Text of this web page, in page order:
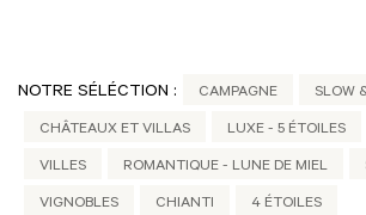
NOTRE SÉLÉCTION : CAMPAGNE SLOW
CHÂTEAUX ET VILLAS LUXE - 5 ÉTOILES
VILLES ROMANTIQUE - LUNE DE MIEL
VIGNOBLES CHIANTI 4 ÉTOILES